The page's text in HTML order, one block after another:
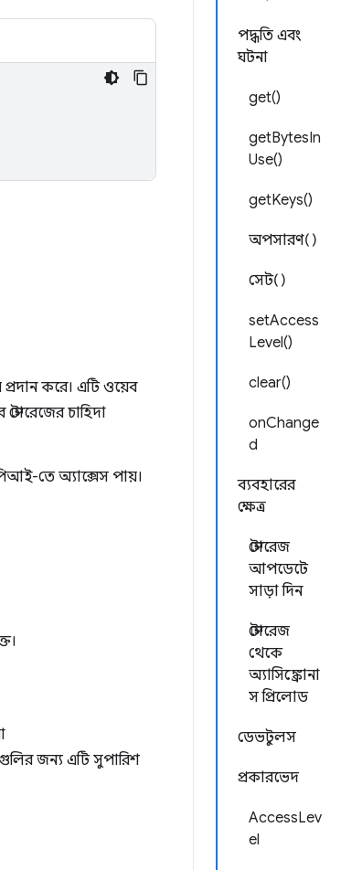
পদ্ধতি এবং
ঘটনা
get()
getBytesIn
Use()
getKeys()
অপসারণ()
সেট()
setAccess
Level()
clear()
onChange
d
ব্যবহারের
ক্ষেত্র
স্টোরেজ
আপডেটে
সাড়া দিন
স্টোরেজ
থেকে
অ্যাসিঙ্ক্রোনা
স প্রিলোড
ডেভটুলস
প্রকারভেদ
AccessLev
el
করে। এটি ওয়েব
চাহিদা
তে অ্যাক্সেস পায়।
জন্য এটি সুপারিশ